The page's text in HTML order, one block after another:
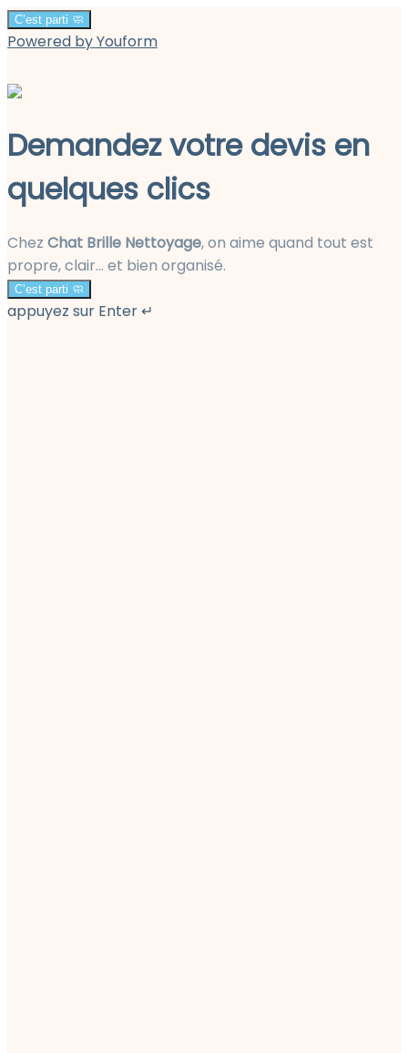
C’est parti 🧼
Powered by Youform
Demandez votre devis en
quelques clics
Chez Chat Brille Nettoyage, on aime quand tout est
propre, clair… et bien organisé.
C’est parti 🧼
appuyez sur Enter ↵